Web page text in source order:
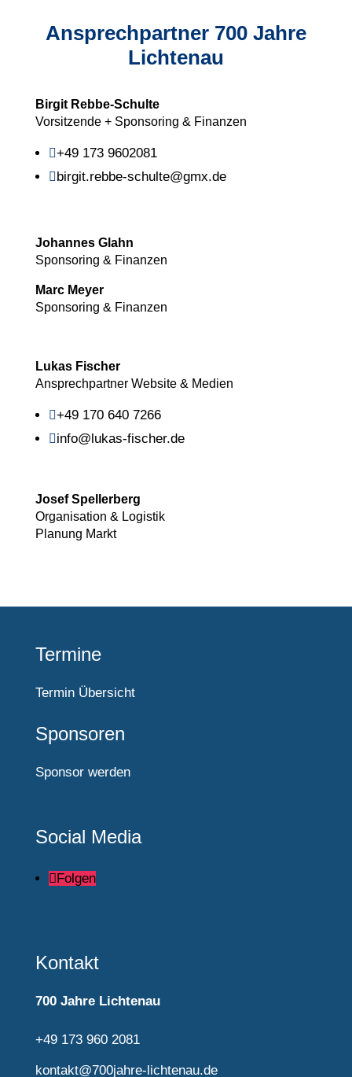
Ansprechpartner 700 Jahre
Lichtenau
Birgit Rebbe-Schulte
Vorsitzende + Sponsoring & Finanzen
+49 173 9602081
 birgit.rebbe-schulte@gmx.de
Johannes Glahn
Sponsoring & Finanzen
Marc Meyer
Sponsoring & Finanzen
Lukas Fischer
Ansprechpartner Website & Medien
+49 170 640 7266
info@lukas-fischer.de
Josef Spellerberg
Organisation & Logistik
Planung Markt
Termine
Termin Übersicht
Sponsoren
Sponsor werden
Social Media
Folgen
Kontakt
700 Jahre Lichtenau
+49 173 960 2081
kontakt@700jahre-lichtenau.de